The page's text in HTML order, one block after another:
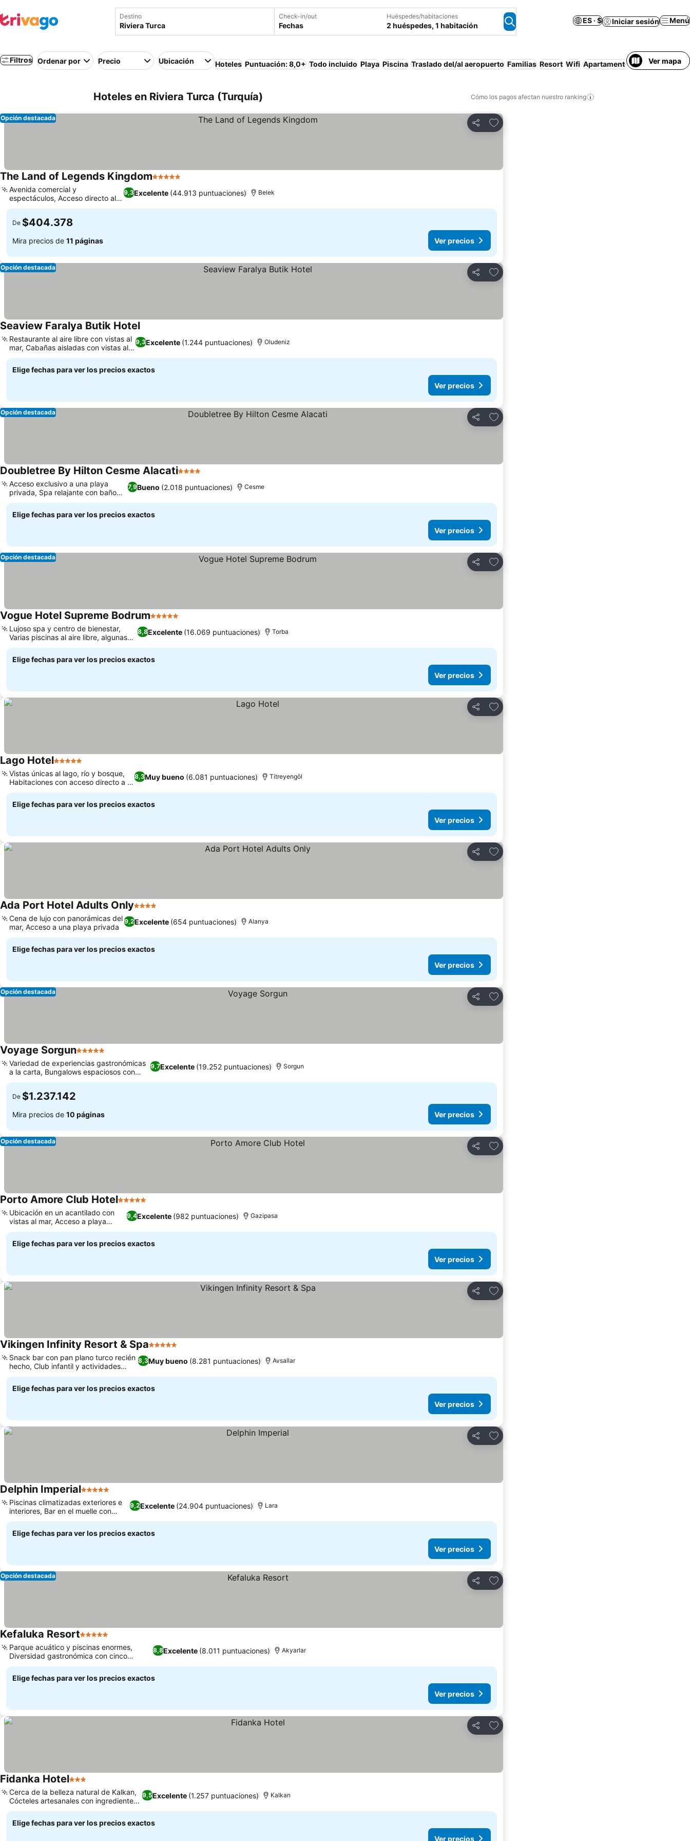
Destino Check-in/out
Fechas
Huéspedes/habitaciones
2 huéspedes, 1 habitación
ES · $ Iniciar sesión Menú
Filtros Ordenar por Precio Ubicación Hoteles Puntuación: 8,0+ Todo incluido Playa Piscina Traslado del/al aeropuerto Familias Resort Wifi Apartamento amueblado
Ver mapa
Hoteles en Riviera Turca (Turquía) Cómo los pagos afectan nuestro ranking
Compartir
Agregar a favoritos
Opción destacada
The Land of Legends Kingdom5 Estrellas
9,3Excelente (44.913 puntuaciones)
Avenida comercial y
espectáculos, Acceso directo al
parque temático
Belek
De $404.378
Mira precios de 11 páginas Ver precios
Compartir
Agregar a favoritos
Opción destacada
Seaview Faralya Butik Hotel
9,3Excelente (1.244 puntuaciones)
Restaurante al aire libre con vistas al
mar, Cabañas aisladas con vistas al
Egeo
Oludeniz
Elige fechas para ver los precios exactos
Ver precios
Compartir
Agregar a favoritos
Opción destacada
Doubletree By Hilton Cesme Alacati4 Estrellas
7,9Bueno (2.018 puntuaciones)
Acceso exclusivo a una playa
privada, Spa relajante con baño
turco
Cesme
Elige fechas para ver los precios exactos
Ver precios
Compartir
Agregar a favoritos
Opción destacada
Vogue Hotel Supreme Bodrum5 Estrellas
8,8Excelente (16.069 puntuaciones)
Lujoso spa y centro de bienestar,
Varias piscinas al aire libre, algunas
climatizadas
Torba
Elige fechas para ver los precios exactos
Ver precios
Compartir
Agregar a favoritos
Lago Hotel5 Estrellas
8,3Muy bueno (6.081 puntuaciones)
Vistas únicas al lago, río y bosque,
Habitaciones con acceso directo a la
piscina
Titreyengöl
Elige fechas para ver los precios exactos
Ver precios
Compartir
Agregar a favoritos
Ada Port Hotel Adults Only4 Estrellas
9,2Excelente (654 puntuaciones)
Cena de lujo con panorámicas del
mar, Acceso a una playa privada
Alanya
Elige fechas para ver los precios exactos
Ver precios
Compartir
Agregar a favoritos
Opción destacada
Voyage Sorgun5 Estrellas
9,7Excelente (19.252 puntuaciones)
Variedad de experiencias gastronómicas
a la carta, Bungalows espaciosos con
balcón privado
Sorgun
De $1.237.142
Mira precios de 10 páginas Ver precios
Compartir
Agregar a favoritos
Opción destacada
Porto Amore Club Hotel5 Estrellas
9,4Excelente (982 puntuaciones)
Ubicación en un acantilado con
vistas al mar, Acceso a playa
privada
Gazipasa
Elige fechas para ver los precios exactos
Ver precios
Compartir
Agregar a favoritos
Vikingen Infinity Resort & Spa5 Estrellas
8,3Muy bueno (8.281 puntuaciones)
Snack bar con pan plano turco recién
hecho, Club infantil y actividades
dedicadas
Avsallar
Elige fechas para ver los precios exactos
Ver precios
Compartir
Agregar a favoritos
Delphin Imperial5 Estrellas
9,2Excelente (24.904 puntuaciones)
Piscinas climatizadas exteriores e
interiores, Bar en el muelle con
tumbonas
Lara
Elige fechas para ver los precios exactos
Ver precios
Compartir
Agregar a favoritos
Opción destacada
Kefaluka Resort5 Estrellas
8,8Excelente (8.011 puntuaciones)
Parque acuático y piscinas enormes,
Diversidad gastronómica con cinco
restaurantes a la carta
Akyarlar
Elige fechas para ver los precios exactos
Ver precios
Compartir
Agregar a favoritos
Fidanka Hotel3 Estrellas
9,5Excelente (1.257 puntuaciones)
Cerca de la belleza natural de Kalkan,
Cócteles artesanales con ingredientes
frescos
Kalkan
Elige fechas para ver los precios exactos
Ver precios